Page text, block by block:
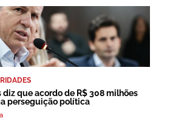
diz que acordo de R$ 308 milhões
perseguição política